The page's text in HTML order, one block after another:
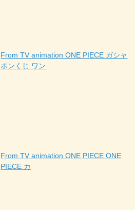
From TV animation ONE PIECE ガシャ
ポンくじ ワン
From TV animation ONE PIECE ONE
PIECE カ